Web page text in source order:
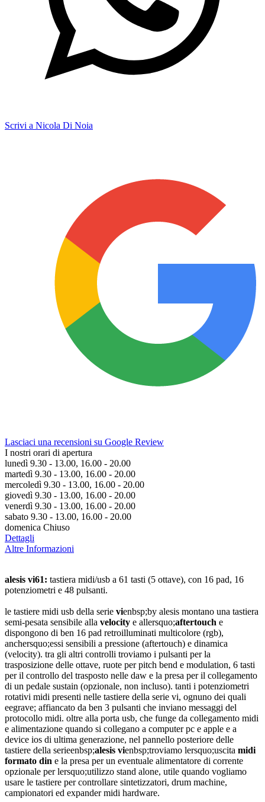
Scrivi a Nicola Di Noia
Lasciaci una recensioni su Google Review
I nostri orari di apertura
lunedì 9.30 - 13.00, 16.00 - 20.00
martedì 9.30 - 13.00, 16.00 - 20.00
mercoledì 9.30 - 13.00, 16.00 - 20.00
giovedì 9.30 - 13.00, 16.00 - 20.00
venerdì 9.30 - 13.00, 16.00 - 20.00
sabato 9.30 - 13.00, 16.00 - 20.00
domenica Chiuso
Dettagli
Altre Informazioni
alesis vi61: tastiera midi/usb a 61 tasti (5 ottave), con 16 pad, 16
potenziometri e 48 pulsanti.
le tastiere midi usb della serie vienbsp;by alesis montano una tastiera
semi-pesata sensibile alla velocity e allersquo;aftertouch e
dispongono di ben 16 pad retroilluminati multicolore (rgb),
anchersquo;essi sensibili a pressione (aftertouch) e dinamica
(velocity). tra gli altri controlli troviamo i pulsanti per la
trasposizione delle ottave, ruote per pitch bend e modulation, 6 tasti
per il controllo del trasposto nelle daw e la presa per il collegamento
di un pedale sustain (opzionale, non incluso). tanti i potenziometri
rotativi midi presenti nelle tastiere della serie vi, ognuno dei quali
eegrave; affiancato da ben 3 pulsanti che inviano messaggi del
protocollo midi. oltre alla porta usb, che funge da collegamento midi
e alimentazione quando si collegano a computer pc e apple e a
device ios di ultima generazione, nel pannello posteriore delle
tastiere della serieenbsp;alesis vienbsp;troviamo lersquo;uscita midi
formato din e la presa per un eventuale alimentatore di corrente
opzionale per lersquo;utilizzo stand alone, utile quando vogliamo
usare le tastiere per controllare sintetizzatori, drum machine,
campionatori ed expander midi hardware.